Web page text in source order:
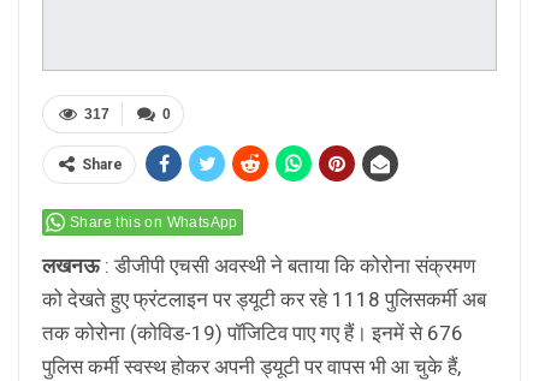
0
317
Share
Share this on WhatsApp
लखनऊ: डीजीपी एचसी अवस्थी ने बताया कि कोरोना संक्रमण
को देखते हुए फ्रंटलाइन पर ड्यूटी कर रहे 1118 पुलिसकर्मी अब
तक कोरोना (कोविड-19) पॉजिटिव पाए गए हैं। इनमें से 676
पुलिस कर्मी स्वस्थ होकर अपनी ड्यूटी पर वापस भी आ चुके हैं,